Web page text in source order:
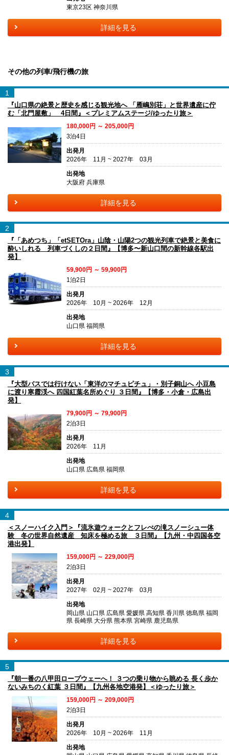
東京23区 神奈川県
詳細を見る
その他の列車/飛行機の旅
1
『山口県の絶景と歴史を感じる観光地へ 「雁嶋別荘」と世界遺産に佇
む「北門屋敷」 4日間』＜プレミアムステージ/ゆったり旅＞
180,000円 ～ 205,000円
3泊4日
出発月
2026年 11月 ~ 2027年 03月
出発地
大阪府 兵庫県
詳細を見る
2
『「あめつち」「etSETOra」山陰・山陽2つの観光列車で絶景と美食に
酔いしれる 列車づくしの２日間』【博多〜新山口間の新幹線各駅出
発】
59,900円 ～ 59,900円
1泊2日
出発月
2026年 10月 ~ 2026年 12月
出発地
山口県 福岡県
詳細を見る
3
『大型バスでは行けない「東洋のマチュピチュ」・別子銅山へ 小豆島
に渡り寒霞渓へ 四国紅葉名所めぐり ３日間』【博多・小倉・広島出
発】
79,900円 ～ 79,900円
2泊3日
出発月
2026年 11月
出発地
山口県 広島県 福岡県
詳細を見る
4
＜スノーハイク入門＞『流氷遊ウォークとフレぺの滝スノーシュー体
験 冬の世界自然遺産 知床を極める旅 ３日間』【九州・中四国各空
港出発】
159,000円 ～ 229,000円
2泊3日
出発月
2027年 02月 ~ 2027年 03月
出発地
岡山県 山口県 広島県 愛媛県 高知県 香川県 徳島県 福岡
県 長崎県 大分県 熊本県 宮崎県 鹿児島県
詳細を見る
5
『朝一番の八甲田ロープウェーへ！ ３つの乗り物から眺める 長く歩か
ないみちのく紅葉 ３日間』【九州各地空港発】＜ゆったり旅＞
159,000円 ～ 209,000円
2泊3日
出発月
2026年 10月 ~ 2026年 11月
出発地